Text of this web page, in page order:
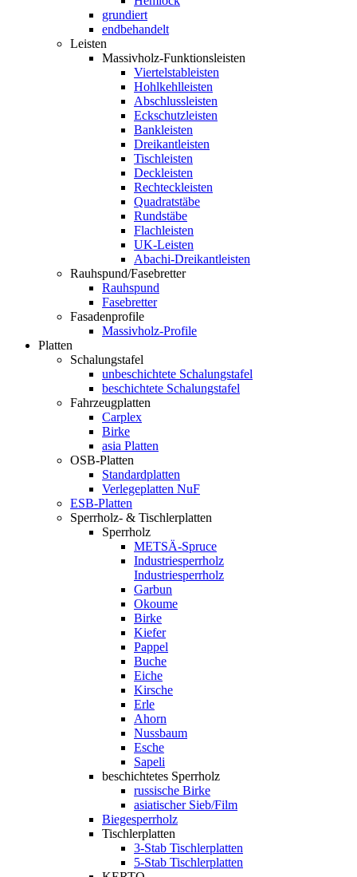
grundiert
endbehandelt
Leisten
Massivholz-Funktionsleisten
Viertelstableisten
Hohlkehlleisten
Abschlussleisten
Eckschutzleisten
Bankleisten
Dreikantleisten
Tischleisten
Deckleisten
Rechteckleisten
Quadratstäbe
Rundstäbe
Flachleisten
UK-Leisten
Abachi-Dreikantleisten
Rauhspund/Fasebretter
Rauhspund
Fasebretter
Fasadenprofile
Massivholz-Profile
Platten
Schalungstafel
unbeschichtete Schalungstafel
beschichtete Schalungstafel
Fahrzeugplatten
Carplex
Birke
asia Platten
OSB-Platten
Standardplatten
Verlegeplatten NuF
ESB-Platten
Sperrholz- & Tischlerplatten
Sperrholz
METSÄ-Spruce
Industriesperrholz
Industriesperrholz
Garbun
Okoume
Birke
Kiefer
Pappel
Buche
Eiche
Kirsche
Erle
Ahorn
Nussbaum
Esche
Sapeli
beschichtetes Sperrholz
russische Birke
asiatischer Sieb/Film
Biegesperrholz
Tischlerplatten
3-Stab Tischlerplatten
5-Stab Tischlerplatten